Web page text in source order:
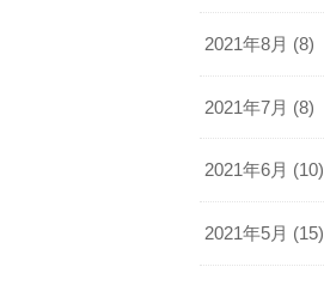
2021年8月 (8)
2021年7月 (8)
2021年6月 (10)
2021年5月 (15)